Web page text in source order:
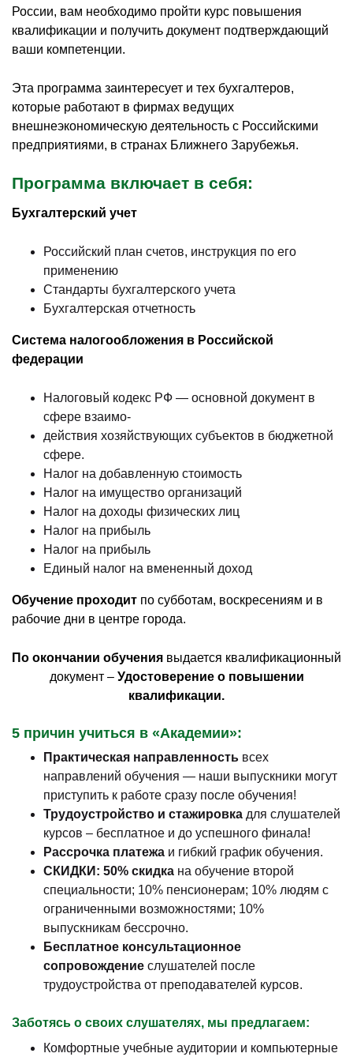
России, вам необходимо пройти курс повышения
квалификации и получить документ подтверждающий
ваши компетенции.
Эта программа заинтересует и тех бухгалтеров,
которые работают в фирмах ведущих
внешнеэкономическую деятельность с Российскими
предприятиями, в странах Ближнего Зарубежья.
Программа включает в себя:
Бухгалтерский учет
Российский план счетов, инструкция по его
применению
Стандарты бухгалтерского учета
Бухгалтерская отчетность
Система налогообложения в Российской
федерации
Налоговый кодекс РФ — основной документ в
сфере взаимо-
действия хозяйствующих субъектов в бюджетной
сфере.
Налог на добавленную стоимость
Налог на имущество организаций
Налог на доходы физических лиц
Налог на прибыль
Налог на прибыль
Единый налог на вмененный доход
Обучение проходит по субботам, воскресениям и в
рабочие дни в центре города.
По окончании обучения выдается квалификационный
документ – Удостоверение о повышении
квалификации.
5 причин учиться в «Академии»:
Практическая направленность всех
направлений обучения — наши выпускники могут
приступить к работе сразу после обучения!
Трудоустройство и стажировка для слушателей
курсов – бесплатное и до успешного финала!
Рассрочка платежа и гибкий график обучения.
СКИДКИ: 50% скидка на обучение второй
специальности; 10% пенсионерам; 10% людям с
ограниченными возможностями; 10%
выпускникам бессрочно.
Бесплатное консультационное
сопровождение слушателей после
трудоустройства от преподавателей курсов.
Заботясь о своих слушателях, мы предлагаем:
Комфортные учебные аудитории и компьютерные